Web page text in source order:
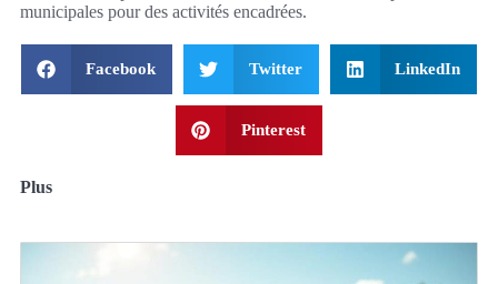
municipales pour des activités encadrées.
Facebook Twitter LinkedIn
Pinterest
Plus